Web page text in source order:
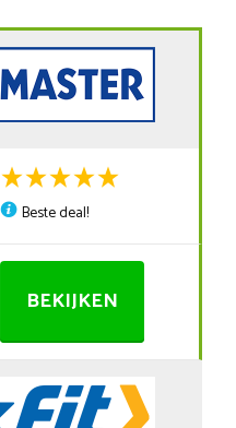
Beste deal!
BEKIJKEN